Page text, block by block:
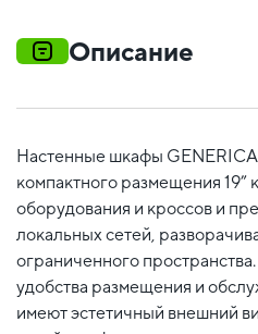
Описание
Настенные шкафы GENERICA
компактного размещения 19”
оборудования и кроссов и
локальных сетей,
ограниченного
удобства размещения и
имеют эстетичный внешний